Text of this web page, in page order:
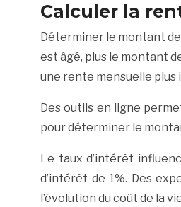
Calculer la
Déterminer le montant
est âgé, plus le montant
une rente mensuelle plus
Des outils en ligne
pour déterminer le
Le taux d’intérêt
d’intérêt de 1%. Des
l’évolution du coût de la